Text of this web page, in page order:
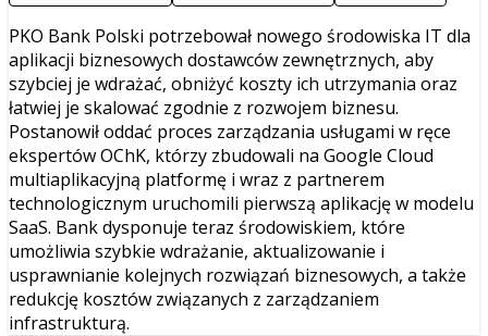
PKO Bank Polski potrzebował nowego środowiska IT dla
aplikacji biznesowych dostawców zewnętrznych, aby
szybciej je wdrażać, obniżyć koszty ich utrzymania oraz
łatwiej je skalować zgodnie z rozwojem biznesu.
Postanowił oddać proces zarządzania usługami w ręce
ekspertów OChK, którzy zbudowali na Google Cloud
multiaplikacyjną platformę i wraz z partnerem
technologicznym uruchomili pierwszą aplikację w modelu
SaaS. Bank dysponuje teraz środowiskiem, które
umożliwia szybkie wdrażanie, aktualizowanie i
usprawnianie kolejnych rozwiązań biznesowych, a także
redukcję kosztów związanych z zarządzaniem
infrastrukturą.